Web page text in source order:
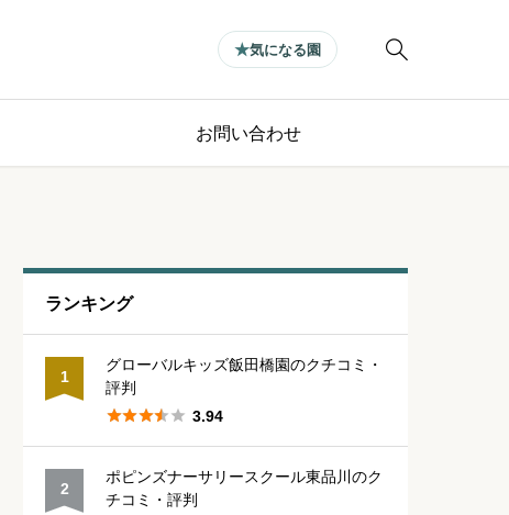

気になる園
お問い合わせ
ランキング
1
グローバルキッズ飯田橋園のクチコミ・
評判
 3.94
2
ポピンズナーサリースクール東品川のク
チコミ・評判